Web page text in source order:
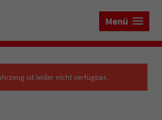
Menü
ist leider nicht verfügbar.